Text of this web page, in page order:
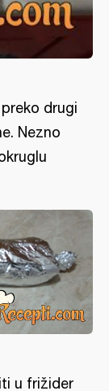
drugi
Nezno
u frižider